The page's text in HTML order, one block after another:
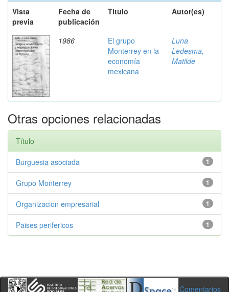
Vista
previa
Fecha de
publicación
Título Autor(es)
1986
El grupo
Monterrey en la
economía
mexicana
Luna
Ledesma,
Matilde
Otras opciones relacionadas
Título
1
Burguesia asociada
1
Grupo Monterrey
1
Organizacion empresarial
1
Paises perifericos
Comentarios